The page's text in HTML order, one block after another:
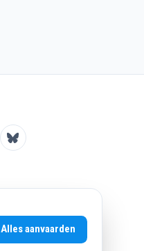
Alles aanvaarden